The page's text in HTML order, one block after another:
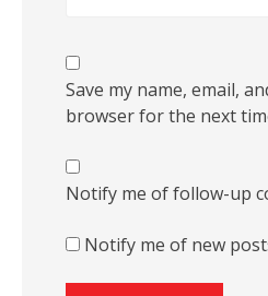
Save my name, email,
browser for the next
Notify me of follow-up
Notify me of new